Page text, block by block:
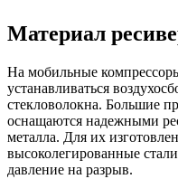
Материал
На мобильные
устанавливаться
стекловолокна. Большие
оснащаются надежными
металла. Для их
высоколегированные
давление на разрыв.